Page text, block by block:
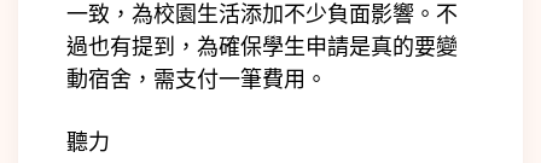
一致，為校園生活添加不少負面影響。不
過也有提到，為確保學生申請是真的要變
動宿舍，需支付一筆費用。
聽力